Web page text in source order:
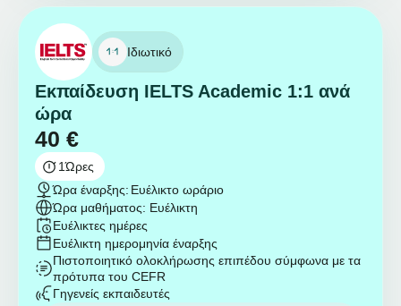
Ιδιωτικό
Εκπαίδευση IELTS Academic 1:1 ανά
ώρα
40 €
1Ώρες
Ώρα έναρξης: Ευέλικτο ωράριο
Ώρα μαθήματος: Ευέλικτη
Ευέλικτες ημέρες
Ευέλικτη ημερομηνία έναρξης
Πιστοποιητικό ολοκλήρωσης επιπέδου σύμφωνα με τα
πρότυπα του CEFR
Γηγενείς εκπαιδευτές